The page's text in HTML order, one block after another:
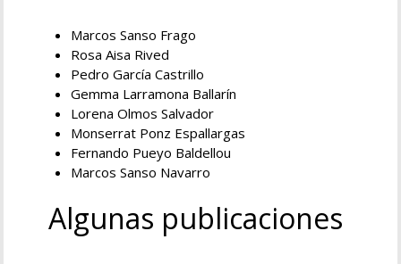
Marcos Sanso Frago
Rosa Aisa Rived
Pedro García Castrillo
Gemma Larramona Ballarín
Lorena Olmos Salvador
Monserrat Ponz Espallargas
Fernando Pueyo Baldellou
Marcos Sanso Navarro
Algunas publicaciones